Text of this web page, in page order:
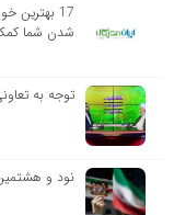
17 بهترین
شدن شما
توجه به
نود و